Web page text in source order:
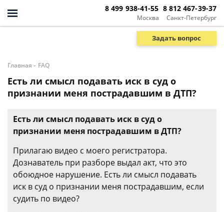
Москва
8 499 938-41-55
Санкт-Петербург
8 812 467-39-37
Задать вопрос
Главная - FAQ
Есть ли смысл подавать иск в суд о
признании меня пострадавшим в ДТП?
Есть ли смысл подавать иск в суд о
признании меня пострадавшим в ДТП?
Прилагаю видео с моего регистратора.
Дознаватель при разборе выдал акт, что это
обоюдное нарушение. Есть ли смысл подавать
иск в суд о признании меня пострадавшим, если
судить по видео?